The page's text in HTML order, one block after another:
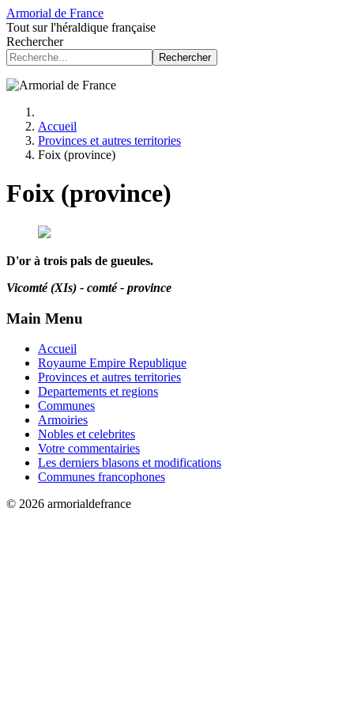
Armorial de France
Tout sur l'héraldique française
Rechercher
Rechercher
Accueil
Provinces et autres territories
Foix (province)
Foix (province)
D'or à trois pals de gueules.
Vicomté (XIs) - comté - province
Main Menu
Accueil
Royaume Empire Republique
Provinces et autres territories
Departements et regions
Communes
Armoiries
Nobles et celebrites
Votre commentairies
Les derniers blasons et modifications
Communes francophones
© 2026 armorialdefrance